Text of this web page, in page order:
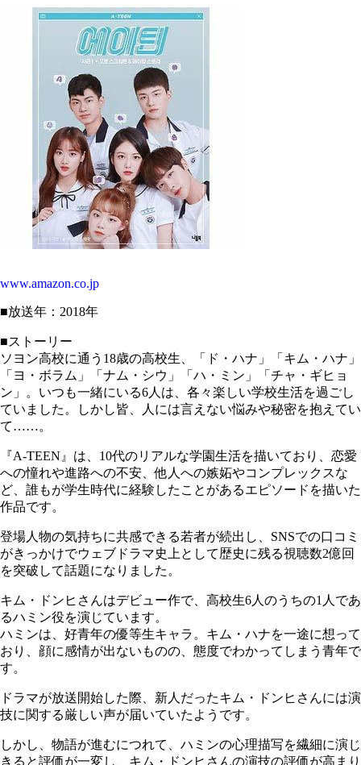
www.amazon.co.jp
■放送年：2018年
■ストーリー
ソヨン高校に通う18歳の高校生、「ド・ハナ」「キム・ハナ」
「ヨ・ボラム」「ナム・シウ」「ハ・ミン」「チャ・ギヒョ
ン」。いつも一緒にいる6人は、各々楽しい学校生活を過ごし
ていました。しかし皆、人には言えない悩みや秘密を抱えてい
て……。
『A-TEEN』は、10代のリアルな学園生活を描いており、恋愛
への憧れや進路への不安、他人への嫉妬やコンプレックスな
ど、誰もが学生時代に経験したことがあるエピソードを描いた
作品です。
登場人物の気持ちに共感できる若者が続出し、SNSでの口コミ
がきっかけでウェブドラマ史上として歴史に残る視聴数2億回
を突破して話題になりました。
キム・ドンヒさんはデビュー作で、高校生6人のうちの1人であ
るハミン役を演じています。
ハミンは、好青年の優等生キャラ。キム・ハナを一途に想って
おり、顔に感情が出ないものの、態度でわかってしまう青年で
す。
ドラマが放送開始した際、新人だったキム・ドンヒさんには演
技に関する厳しい声が届いていたようです。
しかし、物語が進むにつれて、ハミンの心理描写を繊細に演じ
きると評価が一変し、キム・ドンヒさんの演技の評価が高まり